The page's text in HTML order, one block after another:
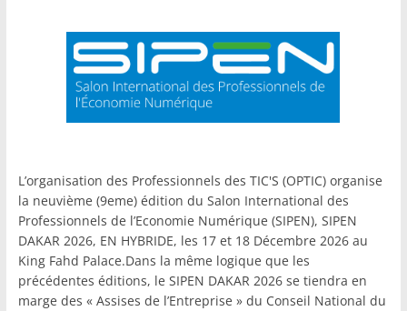
L’organisation des Professionnels des TIC'S (OPTIC) organise
la neuvième (9eme) édition du Salon International des
Professionnels de l’Economie Numérique (SIPEN), SIPEN
DAKAR 2026, EN HYBRIDE, les 17 et 18 Décembre 2026 au
King Fahd Palace.Dans la même logique que les
précédentes éditions, le SIPEN DAKAR 2026 se tiendra en
marge des « Assises de l’Entreprise » du Conseil National du